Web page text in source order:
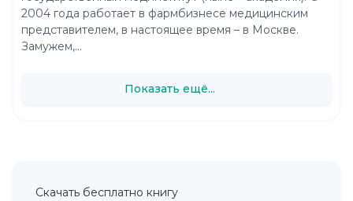
2004 года работает в фармбизнесе медицинским
представителем, в настоящее время – в Москве.
Замужем,...
Показать ещё...
Скачать бесплатно книгу